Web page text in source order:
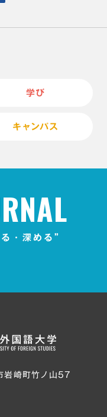
学び
キャンパス
・深める”
崎町竹ノ山57